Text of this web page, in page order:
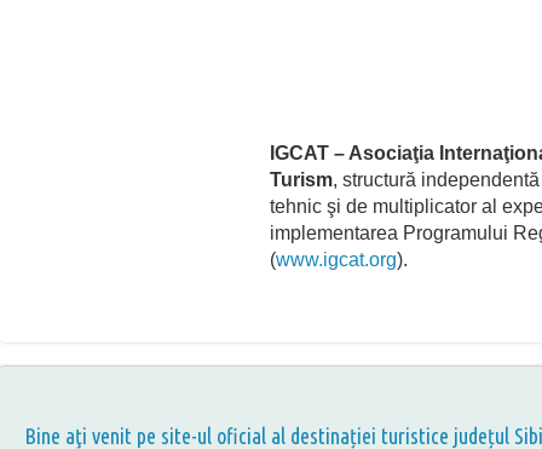
IGCAT – Asociaţia
Turism, structură
tehnic şi de multiplicator al
implementarea Programului
(www.igcat.org).
Bine aţi venit pe site-ul oficial al destinației turistice județul